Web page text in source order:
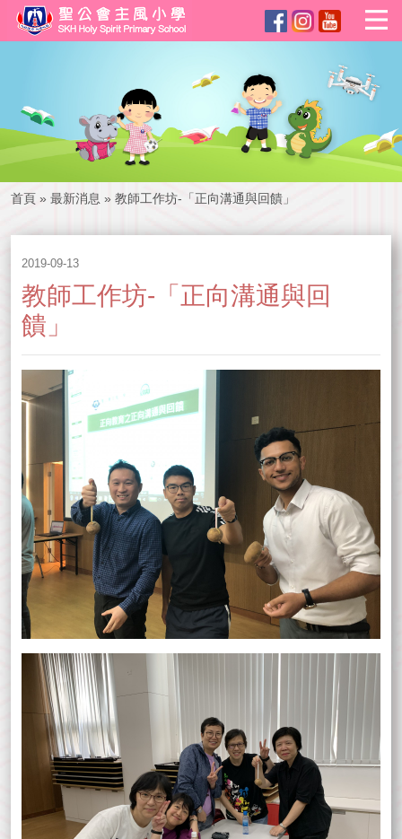
首頁 » 最新消息 » 教師工作坊-「正向溝通與回饋」
2019-09-13
教師工作坊-「正向溝通與回
饋」